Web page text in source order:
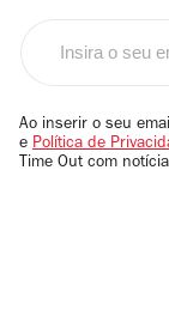
email
Ao inserir o seu
e Política de
Time Out com